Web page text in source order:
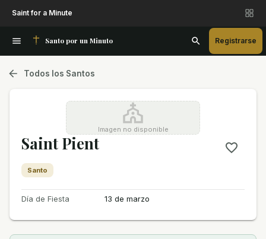
Saint for a Minute
Santo por un Minuto Registrarse
Todos los Santos
Imagen no disponible
Saint Pient
Santo
Día de Fiesta 13 de marzo